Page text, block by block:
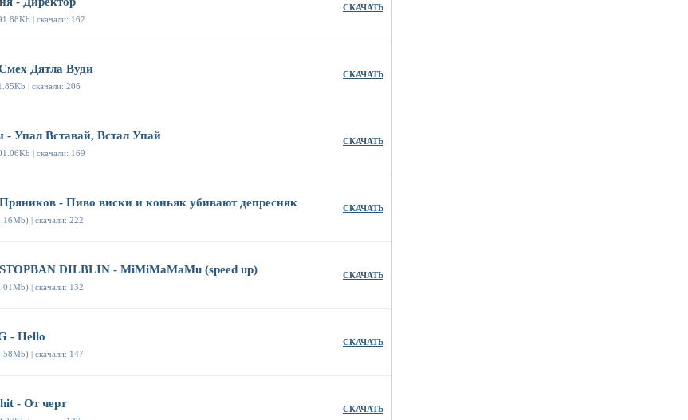
| скачали: 162
СКАЧАТЬ
Дятла Вуди
| скачали: 206
СКАЧАТЬ
Упал Вставай, Встал Упай
| скачали: 169
СКАЧАТЬ
- Пиво виски и коньяк убивают депресняк
| скачали: 222
СКАЧАТЬ
DILBLIN - MiMiMaMaMu (speed up)
| скачали: 132
СКАЧАТЬ
- Hello
| скачали: 147
СКАЧАТЬ
- От черт СКАЧАТЬ